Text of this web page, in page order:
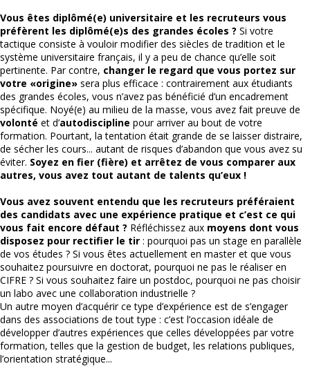
Vous êtes diplômé(e) universitaire et les recruteurs vous
préfèrent les diplômé(e)s des grandes écoles ? Si votre
tactique consiste à vouloir modifier des siècles de tradition et le
système universitaire français, il y a peu de chance qu’elle soit
pertinente. Par contre, changer le regard que vous portez sur
votre «origine» sera plus efficace : contrairement aux étudiants
des grandes écoles, vous n’avez pas bénéficié d’un encadrement
spécifique. Noyé(e) au milieu de la masse, vous avez fait preuve de
volonté et d’autodiscipline pour arriver au bout de votre
formation. Pourtant, la tentation était grande de se laisser distraire,
de sécher les cours... autant de risques d’abandon que vous avez su
éviter. Soyez en fier (fière) et arrêtez de vous comparer aux
autres, vous avez tout autant de talents qu’eux !
Vous avez souvent entendu que les recruteurs préféraient
des candidats avec une expérience pratique et c’est ce qui
vous fait encore défaut ? Réfléchissez aux moyens dont vous
disposez pour rectifier le tir : pourquoi pas un stage en parallèle
de vos études ? Si vous êtes actuellement en master et que vous
souhaitez poursuivre en doctorat, pourquoi ne pas le réaliser en
CIFRE ? Si vous souhaitez faire un postdoc, pourquoi ne pas choisir
un labo avec une collaboration industrielle ?
Un autre moyen d’acquérir ce type d’expérience est de s’engager
dans des associations de tout type : c’est l’occasion idéale de
développer d’autres expériences que celles développées par votre
formation, telles que la gestion de budget, les relations publiques,
l’orientation stratégique...